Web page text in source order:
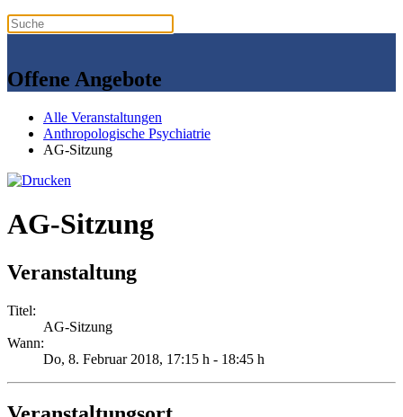
Offene Angebote
Alle Veranstaltungen
Anthropologische Psychiatrie
AG-Sitzung
AG-Sitzung
Veranstaltung
Titel:
AG-Sitzung
Wann:
Do, 8. Februar 2018, 17:15 h - 18:45 h